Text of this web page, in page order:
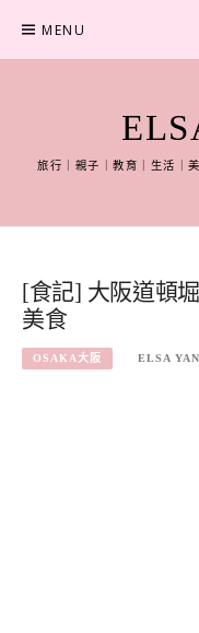
content
MENU
旅行｜親子｜教育｜生活｜
[食記] 大阪道頓
美食
OSAKA大阪 ELSA